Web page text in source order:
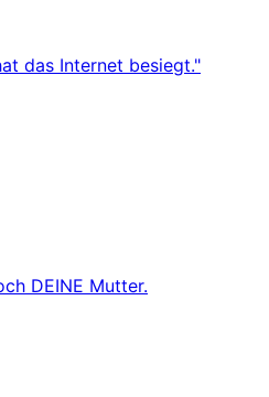
das Internet besiegt."
DEINE Mutter.